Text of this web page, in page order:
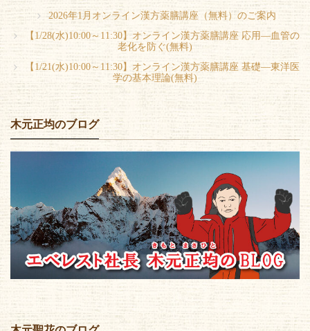
2026年1月オンライン漢方薬膳講座（無料）のご案内
【1/28(水)10:00～11:30】オンライン漢方薬膳講座 応用―血管の
老化を防ぐ(無料)
【1/21(水)10:00～11:30】オンライン漢方薬膳講座 基礎―東洋医
学の基本理論(無料)
木元正均のブログ